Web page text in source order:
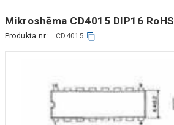
Mikroshēma CD4015 DIP16 RoHS
Produkta nr.: CD4015